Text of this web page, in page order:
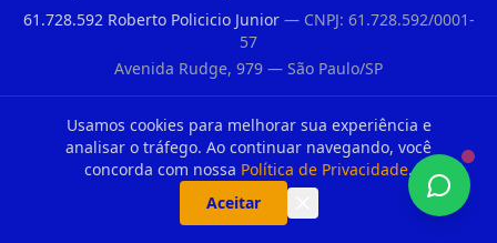
Usamos cookies para melhorar sua experiência e
analisar o tráfego. Ao continuar navegando, você
concorda com nossa Política de Privacidade.
Aceitar
61.728.592 Roberto Policicio Junior— CNPJ: 61.728.592/0001-
57
Avenida Rudge, 979 — São Paulo/SP
Registro CFT nº 33176235860 — Conselho Federal dos Técnicos Industriais